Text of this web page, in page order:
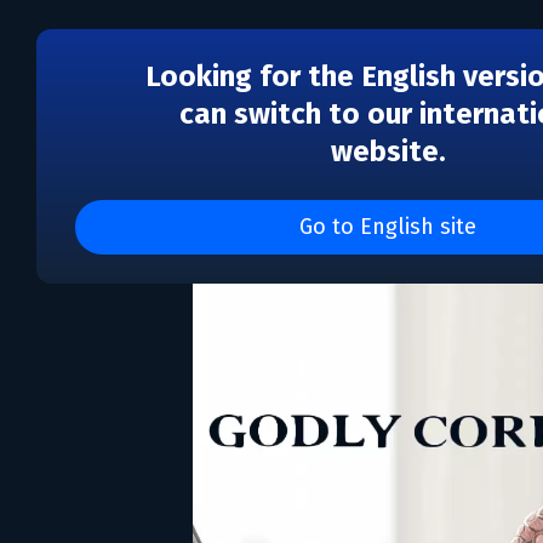
Looking for the English
can switch to our
website.
Go to English site
Godly Corp